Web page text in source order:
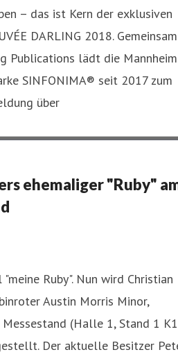
– das ist Kern der exklusiven
DARLING 2018. Gemeinsam
Publications lädt die
SINFONIMA® seit 2017 zum
über
ehemaliger "Ruby"
Ruby". Nun wird Christian
Austin Morris Minor,
(Halle 1, Stand 1
Der aktuelle Besitzer